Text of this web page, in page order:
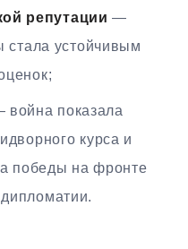
репутации —
стала устойчивым
война показала
курса и
победы на фронте